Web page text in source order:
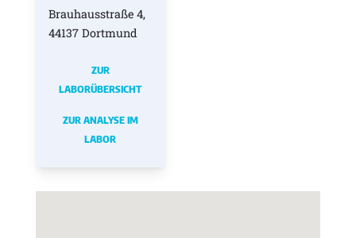
Brauhausstraße 4,
44137 Dortmund
ZUR
LABORÜBERSICHT
ZUR ANALYSE IM
LABOR